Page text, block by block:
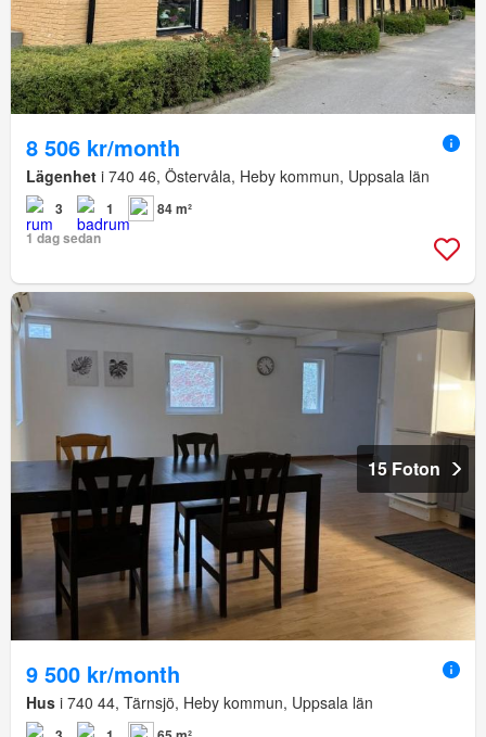
8 506 kr/month
Lägenhet i 740 46, Östervåla, Heby kommun, Uppsala län
3 1
84 m²
1 dag sedan
15 Foton
9 500 kr/month
Hus i 740 44, Tärnsjö, Heby kommun, Uppsala län